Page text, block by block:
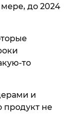
до 2024
то
и
продукт не